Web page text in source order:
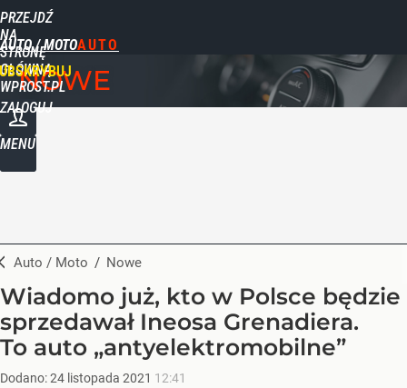
PRZEJDŹ
NA
STRONĘ
GŁÓWNĄ
WPROST.PL
AUTO / MOTO
ZALOGUJ
MENU
NOWE
Auto / Moto / Nowe
Wiadomo już, kto w Polsce będzie
sprzedawał Ineosa Grenadiera.
To auto „antyelektromobilne”
Dodano:24 listopada 2021 12:41